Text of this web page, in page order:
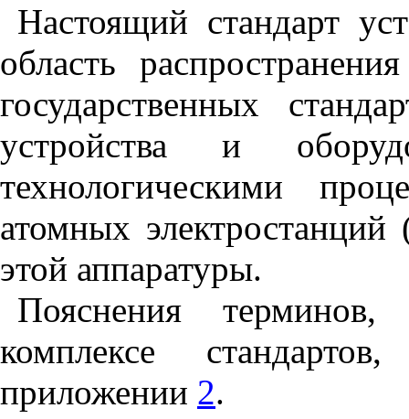
Настоящий стандарт
область
государственных
устройства и
технологическими
атомных
этой аппаратуры.
Пояснения
комплексе
приложении 2.